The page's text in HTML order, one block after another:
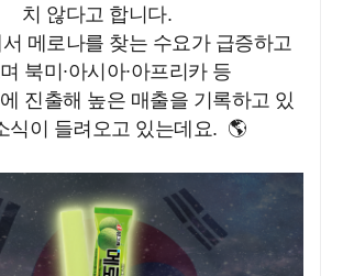
치 않다고 합니다.
메로나를 찾는 수요가 급증하고
북미∙아시아∙아프리카 등
진출해 높은 매출을 기록하고 있
식이 들려오고 있는데요. 🌎